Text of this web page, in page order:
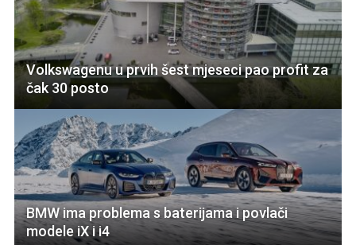
Volkswagenu u prvih šest mjeseci pao profit za
čak 30 posto
BMW ima problema s baterijama i povlači
modele iX i i4